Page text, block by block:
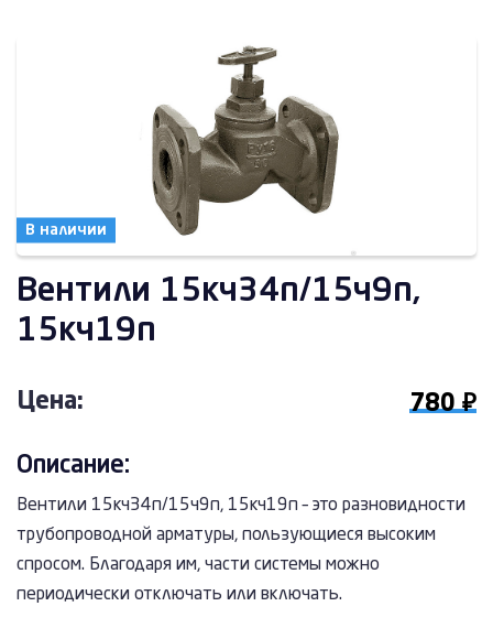
В наличии
Вентили 15кч34п/15ч9п,
15кч19п
Цена: 780 ₽
Описание:
Вентили 15кч34п/15ч9п, 15кч19п – это разновидности
трубопроводной арматуры, пользующиеся высоким
спросом. Благодаря им, части системы можно
периодически отключать или включать.